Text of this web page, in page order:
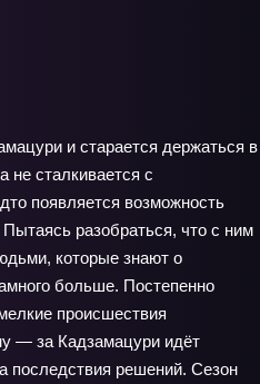
и старается держаться в
не сталкивается с
появляется возможность
разобраться, что с ним
которые знают о
больше. Постепенно
происшествия
— за Кадзамацури идёт
последствия решений. Сезон